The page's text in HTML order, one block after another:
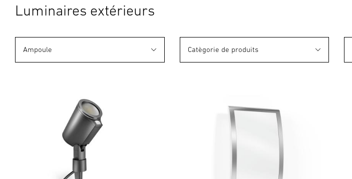
Luminaires extérieurs
Ampoule Catègorie de produits